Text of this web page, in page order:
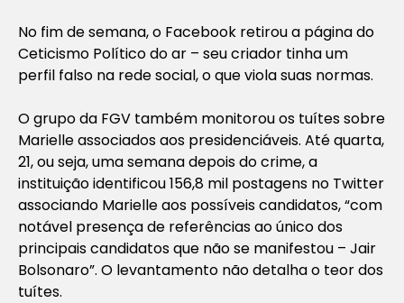
No fim de semana, o Facebook retirou a página do
Ceticismo Político do ar – seu criador tinha um
perfil falso na rede social, o que viola suas normas.
O grupo da FGV também monitorou os tuítes sobre
Marielle associados aos presidenciáveis. Até quarta,
21, ou seja, uma semana depois do crime, a
instituição identificou 156,8 mil postagens no Twitter
associando Marielle aos possíveis candidatos, “com
notável presença de referências ao único dos
principais candidatos que não se manifestou – Jair
Bolsonaro”. O levantamento não detalha o teor dos
tuítes.